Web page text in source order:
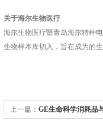
关于海尔生物医疗
海尔生物医疗暨青岛海尔特种
生物样本库切入，旨在成为的
上一篇： GE生命科学消耗品